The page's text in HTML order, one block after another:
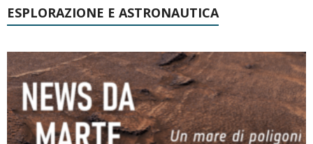
ESPLORAZIONE E ASTRONAUTICA